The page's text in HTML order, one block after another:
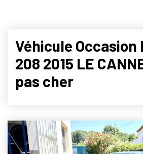
Véhicule Occasion
208 2015 LE
pas cher